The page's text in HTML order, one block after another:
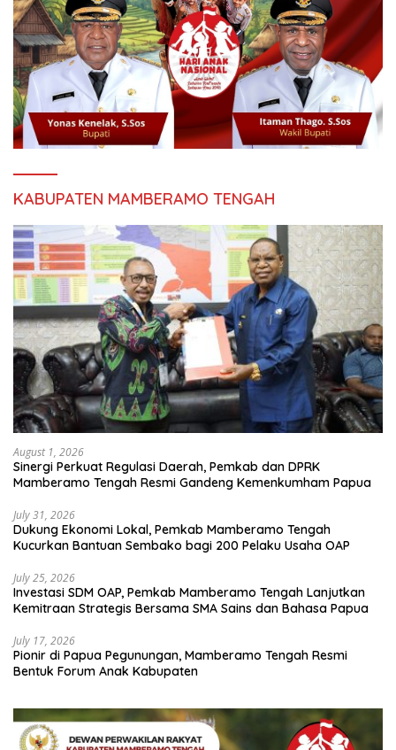
KABUPATEN MAMBERAMO TENGAH
August 1, 2026
Sinergi Perkuat Regulasi Daerah, Pemkab dan DPRK
Mamberamo Tengah Resmi Gandeng Kemenkumham Papua
July 31, 2026
Dukung Ekonomi Lokal, Pemkab Mamberamo Tengah
Kucurkan Bantuan Sembako bagi 200 Pelaku Usaha OAP
July 25, 2026
Investasi SDM OAP, Pemkab Mamberamo Tengah Lanjutkan
Kemitraan Strategis Bersama SMA Sains dan Bahasa Papua
July 17, 2026
Pionir di Papua Pegunungan, Mamberamo Tengah Resmi
Bentuk Forum Anak Kabupaten